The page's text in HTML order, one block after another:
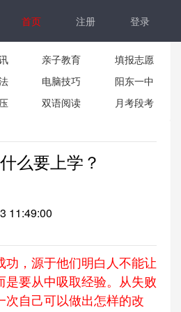
首页 注册 登录
亲子教育
填报志愿
电脑技巧
阳东一中
双语阅读 月考段考
么要上学？
11:49:00
功，源于他们明白人不能让
要从中吸取经验。从失败
次自己可以做出怎样的改